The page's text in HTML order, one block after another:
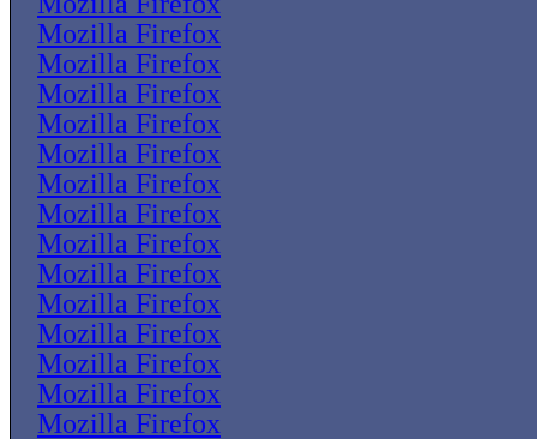
Mozilla Firefox
Mozilla Firefox
Mozilla Firefox
Mozilla Firefox
Mozilla Firefox
Mozilla Firefox
Mozilla Firefox
Mozilla Firefox
Mozilla Firefox
Mozilla Firefox
Mozilla Firefox
Mozilla Firefox
Mozilla Firefox
Mozilla Firefox